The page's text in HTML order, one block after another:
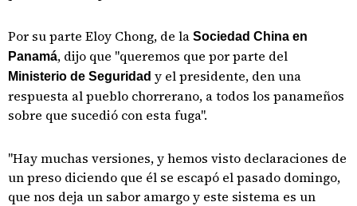
Por su parte Eloy Chong, de la Sociedad China en
Panamá, dijo que "queremos que por parte del
Ministerio de Seguridad y el presidente, den una
respuesta al pueblo chorrerano, a todos los panameños
sobre que sucedió con esta fuga".
"Hay muchas versiones, y hemos visto declaraciones de
un preso diciendo que él se escapó el pasado domingo,
que nos deja un sabor amargo y este sistema es un